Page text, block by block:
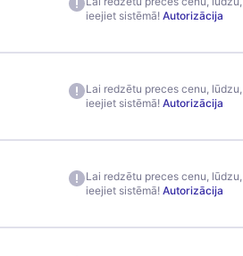
ieejiet sistēmā! Autorizācija
Lai redzētu preces cenu, lūdzu,
ieejiet sistēmā! Autorizācija
Lai redzētu preces cenu, lūdzu,
ieejiet sistēmā! Autorizācija